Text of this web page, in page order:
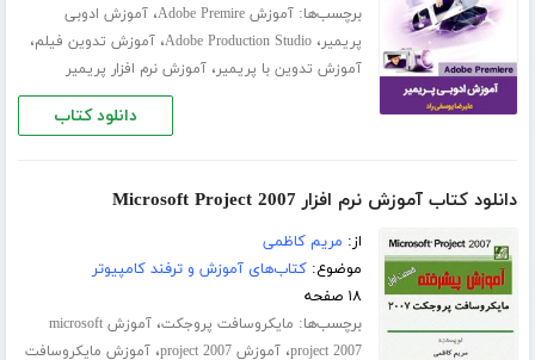
برچسب‌ها:آموزش Adobe Premire ،آموزش ادوبی
پریمیر،Adobe Production Studio،آموزش تدوین فیلم،
آموزش تدوین با پریمیر،آموزش نرم افزار پریمیر
دانلود کتاب
دانلود کتاب آموزش نرم افزار Microsoft Project 2007
از: مریم کاظمی
موضوع:کتاب‌های آموزش و ترفند کامپیوتر
۱۸ صفحه
برچسب‌ها: مایکروسافت پروجکت،
آموزش microsoft
project 2007،آموزش project 2007 ،آموزش مایکروسافت